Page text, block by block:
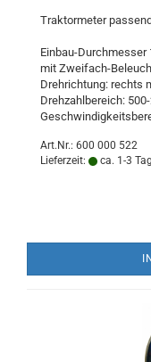
Traktormeter
Einbau-Durchmesser
mit Zweifach-
Drehrichtung: rechts
Drehzahlbereich:
Art.Nr.: 600 000 522
Lieferzeit:
ca. 1-3